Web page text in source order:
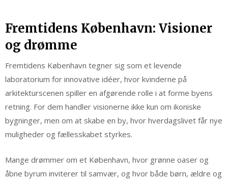
Fremtidens København: Visioner
og drømme
Fremtidens København tegner sig som et levende
laboratorium for innovative idéer, hvor kvinderne på
arkitekturscenen spiller en afgørende rolle i at forme byens
retning. For dem handler visionerne ikke kun om ikoniske
bygninger, men om at skabe en by, hvor hverdagslivet får nye
muligheder og fællesskabet styrkes.
Mange drømmer om et København, hvor grønne oaser og
åbne byrum inviterer til samvær, og hvor både børn, ældre og